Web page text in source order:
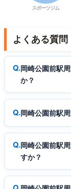
スポーツジム
よくある質問
岡崎公園前駅
か？
岡崎公園前駅
岡崎公園前駅
すか？